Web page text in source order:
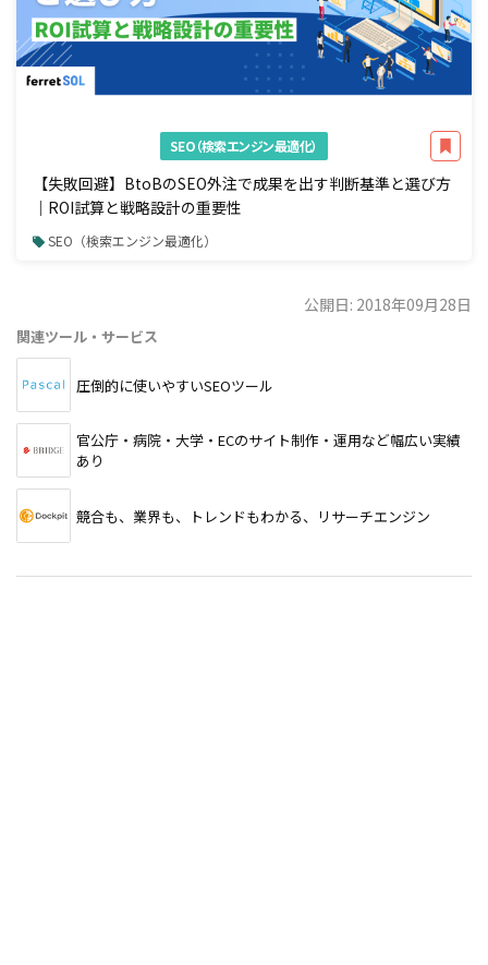
SEO（検索エンジン最適化）
【失敗回避】BtoBのSEO外注で成果を出す判断基準と選び方
｜ROI試算と戦略設計の重要性
SEO（検索エンジン最適化）
公開日: 2018年09月28日
関連ツール・サービス
圧倒的に使いやすいSEOツール
官公庁・病院・大学・ECのサイト制作・運用など幅広い実績
あり
競合も、業界も、トレンドもわかる、リサーチエンジン